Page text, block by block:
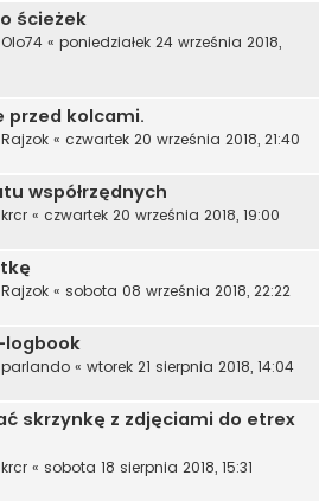
ścieżek
Olo74 « poniedziałek 24 września 2018,
przed kolcami.
Rajzok « czwartek 20 września 2018, 21:40
współrzędnych
krcr « czwartek 20 września 2018, 19:00
Rajzok « sobota 08 września 2018, 22:22
logbook
parlando « wtorek 21 sierpnia 2018, 14:04
skrzynkę z zdjęciami do etrex
krcr « sobota 18 sierpnia 2018, 15:31